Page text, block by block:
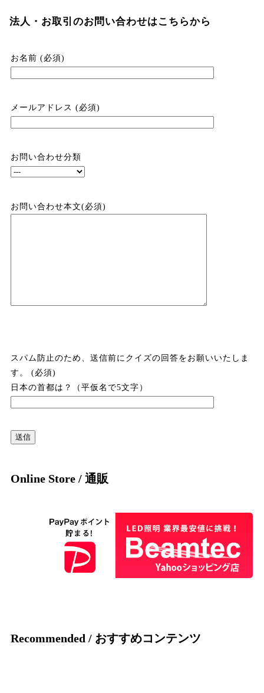
法人・お取引のお問い合わせはこちらから
お名前 (必須)
メールアドレス (必須)
お問い合わせ分類
お問い合わせ本文(必須)
スパム防止のため、送信前にクイズの回答をお願いいたしま
す。 (必須)
日本の首都は？（平仮名で5文字）
Online Store / 通販
Recommended / おすすめコンテンツ